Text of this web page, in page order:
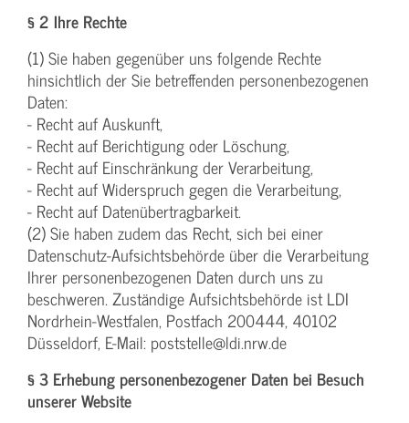
§ 2 Ihre Rechte
(1) Sie haben gegenüber uns folgende Rechte
hinsichtlich der Sie betreffenden personenbezogenen
Daten:
- Recht auf Auskunft,
- Recht auf Berichtigung oder Löschung,
- Recht auf Einschränkung der Verarbeitung,
- Recht auf Widerspruch gegen die Verarbeitung,
- Recht auf Datenübertragbarkeit.
(2) Sie haben zudem das Recht, sich bei einer
Datenschutz-Aufsichtsbehörde über die Verarbeitung
Ihrer personenbezogenen Daten durch uns zu
beschweren. Zuständige Aufsichtsbehörde ist LDI
Nordrhein-Westfalen, Postfach 200444, 40102
Düsseldorf, E-Mail: poststelle@ldi.nrw.de
§ 3 Erhebung personenbezogener Daten bei Besuch
unserer Website